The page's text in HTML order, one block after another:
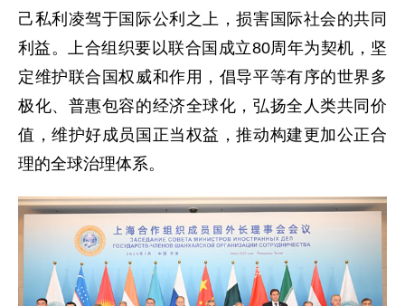
己私利凌驾于国际公利之上，损害国际社会的共同
利益。上合组织要以联合国成立80周年为契机，坚
定维护联合国权威和作用，倡导平等有序的世界多
极化、普惠包容的经济全球化，弘扬全人类共同价
值，维护好成员国正当权益，推动构建更加公正合
理的全球治理体系。